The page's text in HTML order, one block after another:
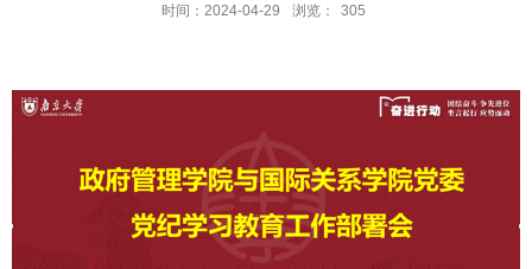
时间：2024-04-29 浏览： 305